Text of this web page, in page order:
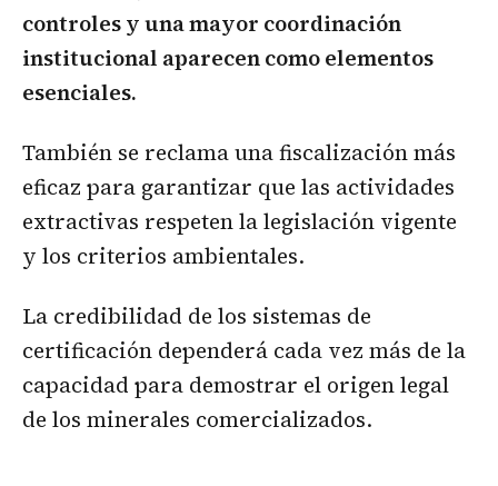
controles y una mayor coordinación
institucional aparecen como elementos
esenciales.
También se reclama una fiscalización más
eficaz para garantizar que las actividades
extractivas respeten la legislación vigente
y los criterios ambientales.
La credibilidad de los sistemas de
certificación dependerá cada vez más de la
capacidad para demostrar el origen legal
de los minerales comercializados.